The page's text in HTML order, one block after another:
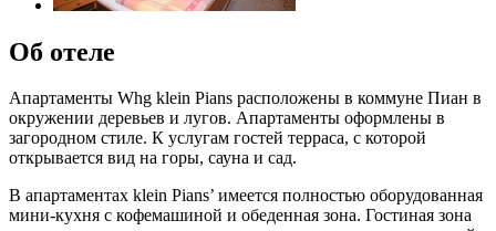
Об отеле
Апартаменты Whg klein Pians расположены в коммуне Пиан в
окружении деревьев и лугов. Апартаменты оформлены в
загородном стиле. К услугам гостей терраса, с которой
открывается вид на горы, сауна и сад.
В апартаментах klein Pians’ имеется полностью оборудованная
мини-кухня с кофемашиной и обеденная зона. Гостиная зона